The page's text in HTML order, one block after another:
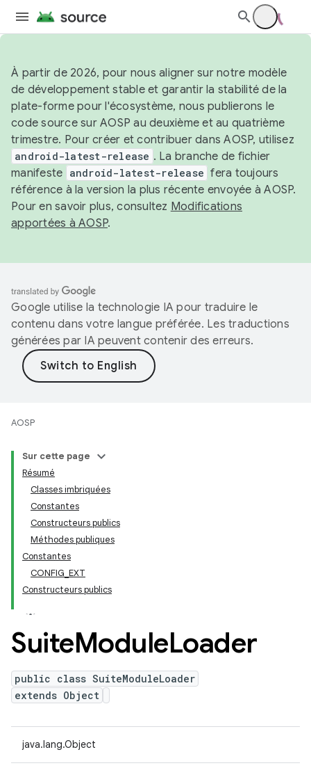
À partir de 2026, pour nous aligner sur notre modèle
de développement stable et garantir la stabilité de la
plate-forme pour l'écosystème, nous publierons le
code source sur AOSP au deuxième et au quatrième
trimestre. Pour créer et contribuer dans AOSP, utilisez
android-latest-release . La branche de fichier
manifeste android-latest-release fera toujours
référence à la version la plus récente envoyée à AOSP.
Pour en savoir plus, consultez Modifications
apportées à AOSP.
Google utilise la technologie IA pour traduire le
contenu dans votre langue préférée. Les traductions
générées par IA peuvent contenir des erreurs.
AOSP
Sur cette page
Résumé
Classes imbriquées
Constantes
Constructeurs publics
Méthodes publiques
Constantes
CONFIG_EXT
Constructeurs publics
SuiteModuleLoader
public class SuiteModuleLoader
extends Object
java.lang.Object